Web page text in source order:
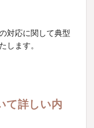
対応に関して典型
します。
て詳しい内